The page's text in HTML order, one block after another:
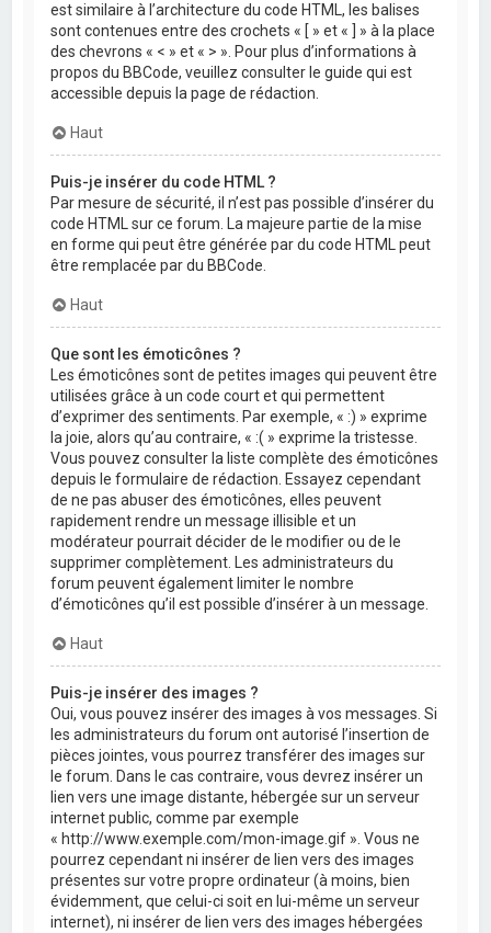
est similaire à l’architecture du code HTML, les balises
sont contenues entre des crochets « [ » et « ] » à la place
des chevrons « < » et « > ». Pour plus d’informations à
propos du BBCode, veuillez consulter le guide qui est
accessible depuis la page de rédaction.
Haut
Puis-je insérer du code HTML ?
Par mesure de sécurité, il n’est pas possible d’insérer du
code HTML sur ce forum. La majeure partie de la mise
en forme qui peut être générée par du code HTML peut
être remplacée par du BBCode.
Haut
Que sont les émoticônes ?
Les émoticônes sont de petites images qui peuvent être
utilisées grâce à un code court et qui permettent
d’exprimer des sentiments. Par exemple, « :) » exprime
la joie, alors qu’au contraire, « :( » exprime la tristesse.
Vous pouvez consulter la liste complète des émoticônes
depuis le formulaire de rédaction. Essayez cependant
de ne pas abuser des émoticônes, elles peuvent
rapidement rendre un message illisible et un
modérateur pourrait décider de le modifier ou de le
supprimer complètement. Les administrateurs du
forum peuvent également limiter le nombre
d’émoticônes qu’il est possible d’insérer à un message.
Haut
Puis-je insérer des images ?
Oui, vous pouvez insérer des images à vos messages. Si
les administrateurs du forum ont autorisé l’insertion de
pièces jointes, vous pourrez transférer des images sur
le forum. Dans le cas contraire, vous devrez insérer un
lien vers une image distante, hébergée sur un serveur
internet public, comme par exemple
« http://www.exemple.com/mon-image.gif ». Vous ne
pourrez cependant ni insérer de lien vers des images
présentes sur votre propre ordinateur (à moins, bien
évidemment, que celui-ci soit en lui-même un serveur
internet), ni insérer de lien vers des images hébergées